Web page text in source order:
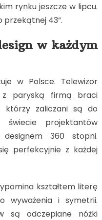
rynku jeszcze w lipcu.
przekątnej 43”.
w każdym
w Polsce. Telewizor
z paryską firmą braci
którzy zaliczani są do
świecie projektantów
designem 360 stopni.
perfekcyjnie z każdej
kształtem literę
wyważenia i symetrii.
są odczepiane nóżki